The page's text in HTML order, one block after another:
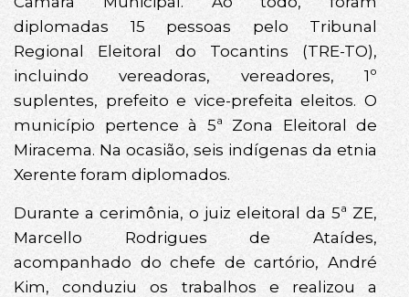
diplomadas 15 pessoas pelo Tribunal
Regional Eleitoral do Tocantins (TRE-TO),
incluindo vereadoras, vereadores, 1º
suplentes, prefeito e vice-prefeita eleitos. O
município pertence à 5ª Zona Eleitoral de
Miracema. Na ocasião, seis indígenas da etnia
Xerente foram diplomados.
Durante a cerimônia, o juiz eleitoral da 5ª ZE,
Marcello Rodrigues de Ataídes,
acompanhado do chefe de cartório, André
Kim, conduziu os trabalhos e realizou a